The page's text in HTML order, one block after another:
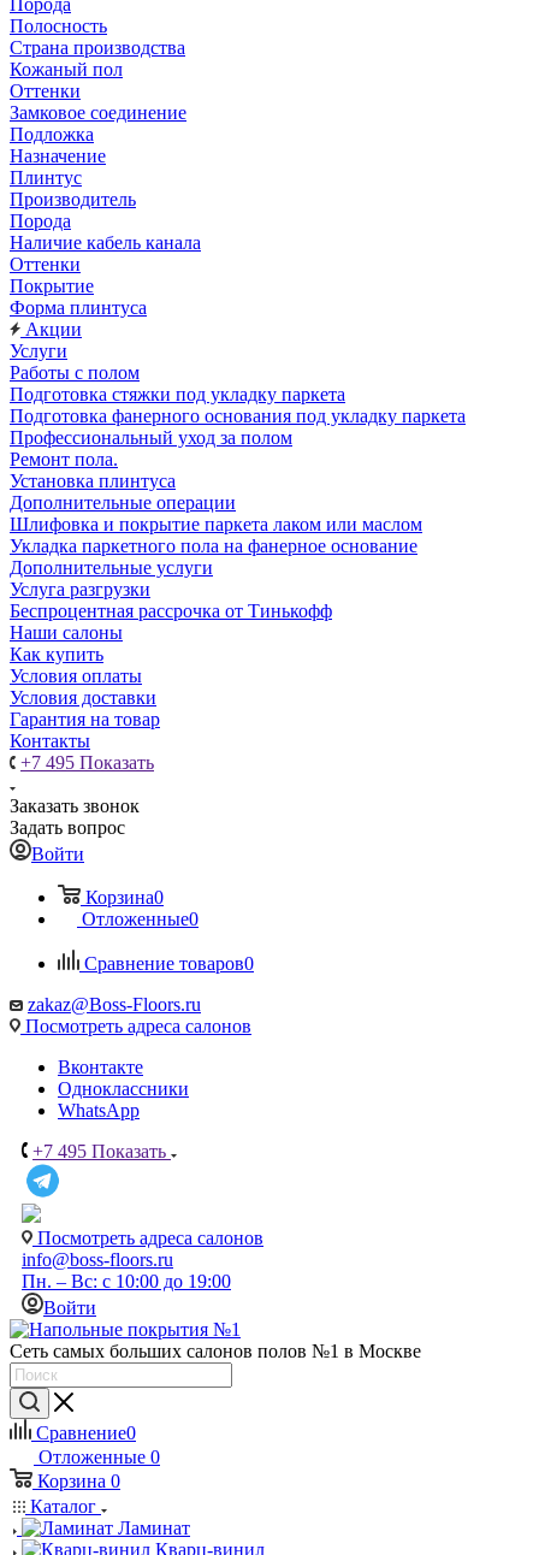
Порода
Полосность
Страна производства
Кожаный пол
Оттенки
Замковое соединение
Подложка
Назначение
Плинтус
Производитель
Порода
Наличие кабель канала
Оттенки
Покрытие
Форма плинтуса
Акции
Услуги
Работы с полом
Подготовка стяжки под укладку паркета
Подготовка фанерного основания под укладку паркета
Профессиональный уход за полом
Ремонт пола.
Установка плинтуса
Дополнительные операции
Шлифовка и покрытие паркета лаком или маслом
Укладка паркетного пола на фанерное основание
Дополнительные услуги
Услуга разгрузки
Беспроцентная рассрочка от Тинькофф
Наши салоны
Как купить
Условия оплаты
Условия доставки
Гарантия на товар
Контакты
+7 495 Показать
Заказать звонок
Задать вопрос
Войти
Корзина0
Отложенные0
Сравнение товаров0
zakaz@Boss-Floors.ru
Посмотреть адреса салонов
Вконтакте
Одноклассники
WhatsApp
+7 495 Показать
Посмотреть адреса салонов
info@boss-floors.ru
Пн. – Вс: с 10:00 до 19:00
Войти
Сеть самых больших салонов полов №1 в Москве
Сравнение0
Отложенные 0
Корзина 0
Каталог
Ламинат
Кварц-винил